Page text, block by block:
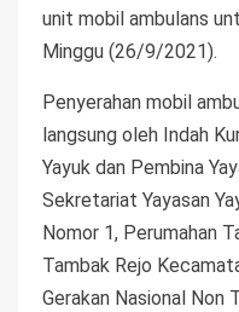
unit mobil ambulans
Minggu (26/9/2021).
Penyerahan mobil
langsung oleh Indah
Yayuk dan Pembina
Sekretariat Yayasan
Nomor 1, Perumahan
Tambak Rejo
Gerakan Nasional